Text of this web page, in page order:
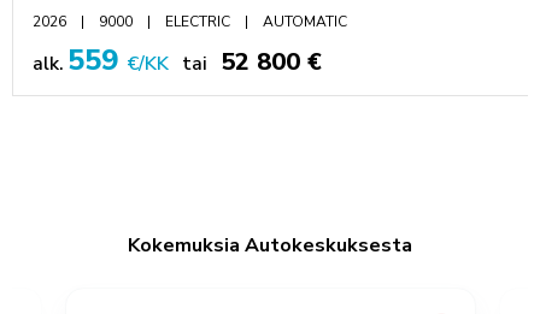
2026 9000 ELECTRIC AUTOMATIC
alk. 559 €/KK tai 52 800 €
Kokemuksia Autokeskuksesta